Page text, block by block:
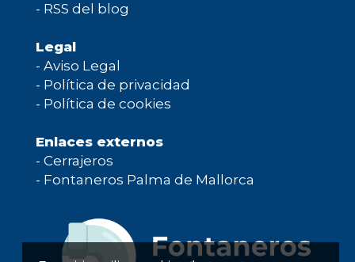
- RSS del blog
Legal
- Aviso Legal
- Política de privacidad
- Política de cookies
Enlaces externos
- Cerrajeros
- Fontaneros Palma de Mallorca